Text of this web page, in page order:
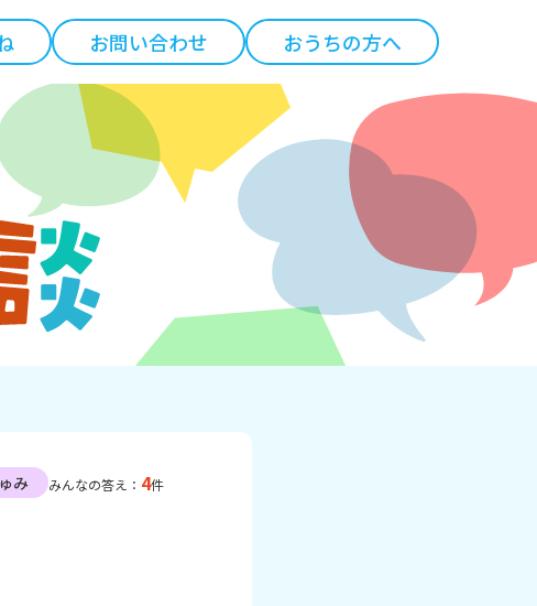
お問い合わせ おうちの方へ
み みんなの答え： 4件